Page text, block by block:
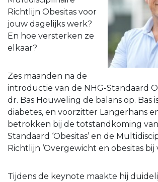
Richtlijn Obesitas voor
jouw dagelijks werk?
En hoe versterken ze
elkaar?
Zes maanden na de
introductie van de NHG-Standaard
dr. Bas Houweling de balans op. Bas
diabetes, en voorzitter Langerhans
betrokken bij de totstandkoming
Standaard ‘Obesitas’ en de
Richtlijn ‘Overgewicht en obesitas bij
Tijdens de keynote maakte hij